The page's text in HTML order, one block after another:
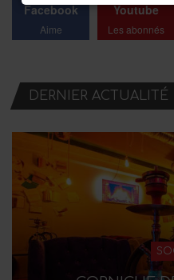
Facebook
Aime
Youtube
Les abonnés
DERNIER ACTUALITÉ